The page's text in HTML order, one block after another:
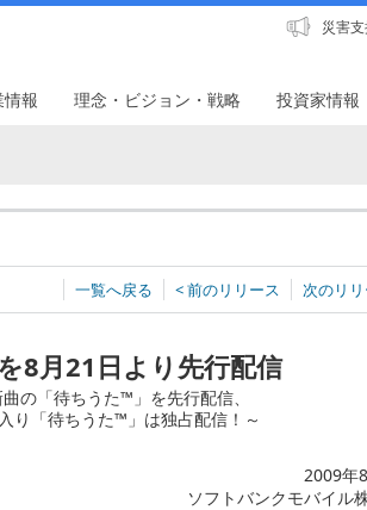
災害
情報 理念・ビジョン・戦略 投資家情報
一覧へ戻る < 前のリリース 次のリ
8月21日より先行配信
の「待ちうた™」を先行配信、
り「待ちうた™」は独占配信！～
2009年
ソフトバンクモバイル